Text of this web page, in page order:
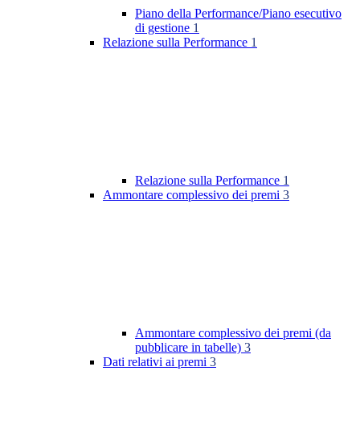
Piano della Performance/Piano esecutivo
di gestione 1
Relazione sulla Performance 1
Relazione sulla Performance 1
Ammontare complessivo dei premi 3
Ammontare complessivo dei premi (da
pubblicare in tabelle) 3
Dati relativi ai premi 3